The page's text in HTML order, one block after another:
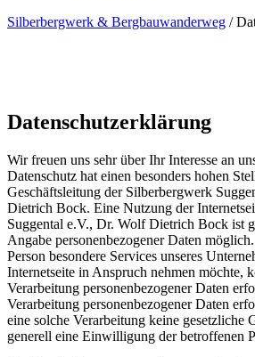
Silberbergwerk & Bergbauwanderweg /
Datenschutzerklärung
Wir freuen uns sehr über Ihr Interesse an
Datenschutz hat einen besonders hohen
Geschäftsleitung der Silberbergwerk
Dietrich Bock. Eine Nutzung der
Suggental e.V., Dr. Wolf Dietrich Bock ist
Angabe personenbezogener Daten
Person besondere Services unseres
Internetseite in Anspruch nehmen möchte,
Verarbeitung personenbezogener Daten
Verarbeitung personenbezogener Daten
eine solche Verarbeitung keine gesetzliche
generell eine Einwilligung der betroffenen